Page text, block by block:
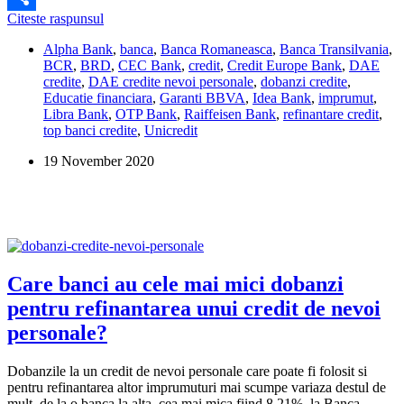
Share
Citeste raspunsul
cu
cele
mai
mici
dobanzi
la
unui
Alpha Bank, banca, Banca Romaneasca, Banca Transilvania,
BCR, BRD, CEC Bank, credit, Credit Europe Bank, DAE
credite, DAE credite nevoi personale, dobanzi credite,
Educatie financiara, Garanti BBVA, Idea Bank, imprumut,
Libra Bank, OTP Bank, Raiffeisen Bank, refinantare credit,
top banci credite, Unicredit
19 November 2020
Care banci au cele mai mici dobanzi
pentru refinantarea unui credit de nevoi
personale?
Dobanzile la un credit de nevoi personale care poate fi folosit si
pentru refinantarea altor imprumuturi mai scumpe variaza destul de